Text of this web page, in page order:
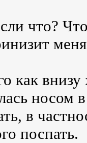
что?
как внизу
носом
в
поспать.